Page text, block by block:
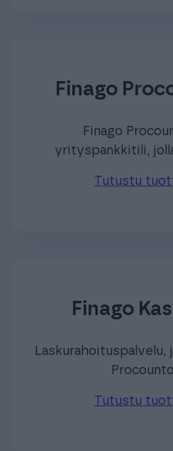
Finago
Finago
yrityspankkitili,
Tutustu
Finago
Laskurahoituspalvelu,
Tutustu